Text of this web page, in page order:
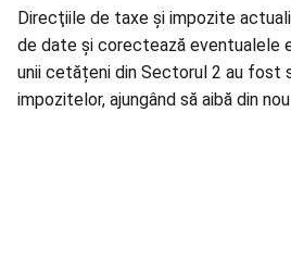
Direcţiile de taxe şi impozite
de date şi corectează eventualele
unii cetățeni din Sectorul 2 au fost
impozitelor, ajungând să aibă din